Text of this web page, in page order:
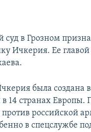
в Грозном
Ичкерия. Ее главой
была создана
в 14 странах
против российской
в спецслужбе